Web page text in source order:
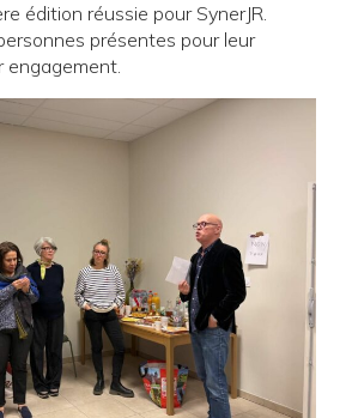
édition réussie pour SynerJR.
présentes pour leur
engagement.